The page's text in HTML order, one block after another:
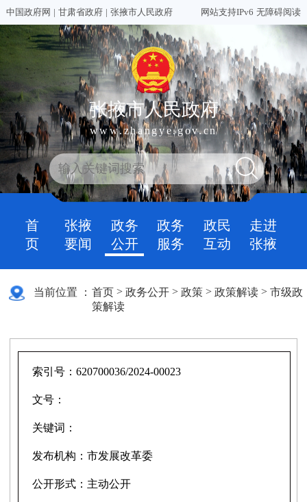
中国政府网 | 甘肃省政府 | 张掖市人民政府 网站支持IPv6 无障碍阅读
张掖市人民政府
www.zhangye.gov.cn
首
页
张掖
要闻
政务
公开
政务
服务
政民
互动
走进
张掖
当前位置 ： 首页 >政务公开 >政策 >政策解读 >市级政
策解读
索引号：620700036/2024-00023
文号：
关键词：
发布机构：市发展改革委
公开形式： 主动公开